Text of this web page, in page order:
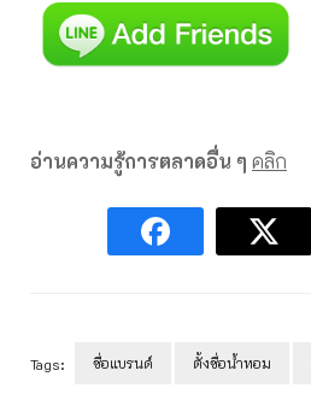
อ่านความรู้การตลาดอื่น ๆ คลิก
Tags: ชื่อแบรนด์ ตั้งชื่อน้ำหอม